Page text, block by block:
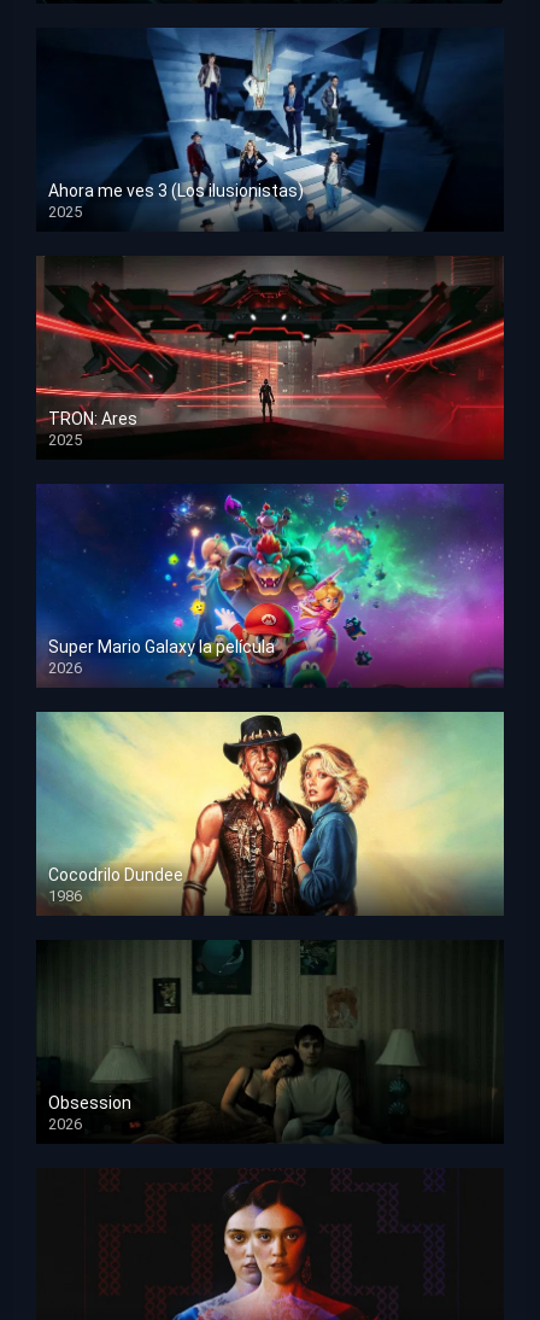
Ahora me ves 3 (Los ilusionistas)
2025
HD 1080p
TRON: Ares
2025
HD 1080p
Super Mario Galaxy la película
2026
HD 1080p
Cocodrilo Dundee
1986
HD 1080p
Obsession
2026
HD 1080p